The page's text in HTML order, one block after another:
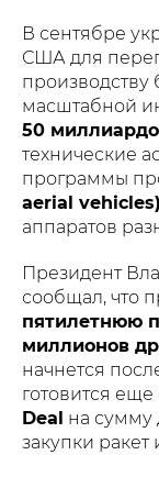
В сентябре
США для
производству
масштабной
50
технические
программы
aerial vehicles)
аппаратов
Президент
сообщал, что
пятилетнюю
миллионов
начнется
готовится
Deal на сумму
закупки